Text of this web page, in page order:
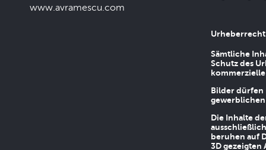
www.avramescu.com
Urheberrecht
Sämtliche
Schutz des
Bilder dürfen
Die Inhalte
beruhen auf
3D gezeigten